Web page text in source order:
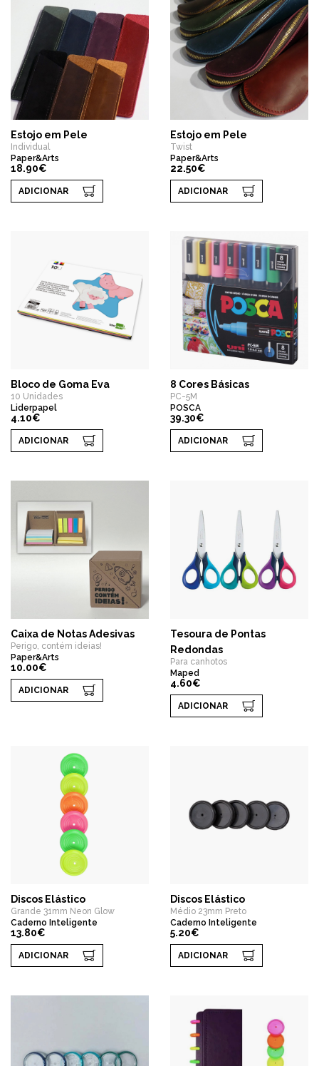
Estojo em Pele
Individual
Paper&Arts
18.90€
ADICIONAR
Estojo em Pele
Twist
Paper&Arts
22.50€
ADICIONAR
Bloco de Goma Eva
10 Unidades
Liderpapel
4.10€
ADICIONAR
8 Cores Básicas
PC-5M
POSCA
39.30€
ADICIONAR
Caixa de Notas Adesivas
Perigo, contém ideias!
Paper&Arts
10.00€
ADICIONAR
Tesoura de Pontas
Redondas
Para canhotos
Maped
4.60€
ADICIONAR
Discos Elástico
Grande 31mm Neon Glow
Caderno Inteligente
13.80€
ADICIONAR
Discos Elástico
Médio 23mm Preto
Caderno Inteligente
5.20€
ADICIONAR